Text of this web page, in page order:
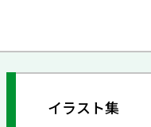
イラスト集